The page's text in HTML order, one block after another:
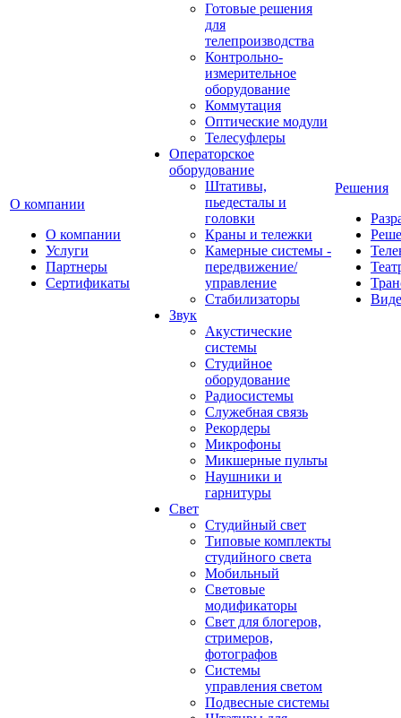
О компании
О компании
Услуги
Партнеры
Сертификаты
Готовые решения
для
телепроизводства
Контрольно-
измерительное
оборудование
Коммутация
Оптические модули
Телесуфлеры
Операторское
оборудование
Штативы,
пьедесталы и
головки
Краны и тележки
Камерные системы -
передвижение/
управление
Стабилизаторы
Звук
Акустические
системы
Студийное
оборудование
Радиосистемы
Служебная связь
Рекордеры
Микрофоны
Микшерные пульты
Наушники и
гарнитуры
Свет
Студийный свет
Типовые комплекты
студийного света
Мобильный
Световые
модификаторы
Свет для блогеров,
стримеров,
фотографов
Системы
управления светом
Подвесные системы
Решения